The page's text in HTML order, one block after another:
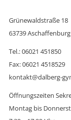
Grünewaldstraße 18
63739 Aschaffenburg
Tel.: 06021 451850
Fax: 06021 4518529
kontakt@dalberg-
Öffnungszeiten
Montag bis